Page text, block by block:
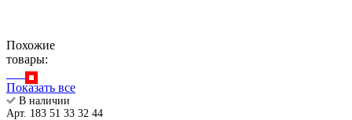
Похожие
товары:
Показать все
В наличии
Арт. 183 51 33 32 44